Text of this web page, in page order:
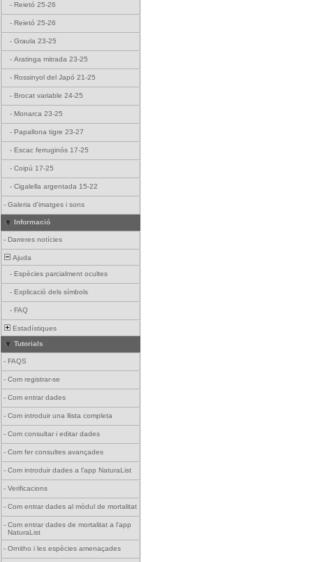
- Reietó 25-26
- Reietó 25-26
- Graula 23-25
- Aratinga mitrada 23-25
- Rossinyol del Japó 21-25
- Brocat variable 24-25
- Monarca 23-25
- Papallona tigre 23-27
- Escac ferruginós 17-25
- Coipú 17-25
- Cigalella argentada 15-22
- Galeria d'imatges i sons
Informació
- Darreres notícies
Ajuda
- Espècies parcialment ocultes
- Explicació dels símbols
- FAQ
Estadístiques
Tutorials
- FAQS
- Com registrar-se
- Com entrar dades
- Com introduir una llista completa
- Com consultar i editar dades
- Com fer consultes avançades
- Com introduir dades a l'app NaturaList
- Verificacions
- Com entrar dades al mòdul de mortalitat
- Com entrar dades de mortalitat a l'app
NaturaList
- Ornitho i les espècies amenaçades